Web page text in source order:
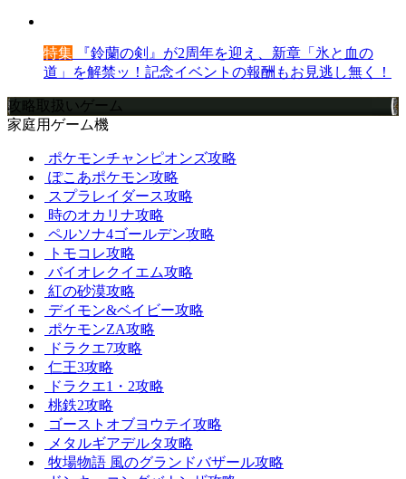
特集 『鈴蘭の剣』が2周年を迎え、新章「氷と血の
道」を解禁ッ！記念イベントの報酬もお見逃し無く！
攻略取扱いゲーム
家庭用ゲーム機
ポケモンチャンピオンズ攻略
ぽこあポケモン攻略
スプラレイダース攻略
時のオカリナ攻略
ペルソナ4ゴールデン攻略
トモコレ攻略
バイオレクイエム攻略
紅の砂漠攻略
デイモン&ベイビー攻略
ポケモンZA攻略
ドラクエ7攻略
仁王3攻略
ドラクエ1・2攻略
桃鉄2攻略
ゴーストオブヨウテイ攻略
メタルギアデルタ攻略
牧場物語 風のグランドバザール攻略